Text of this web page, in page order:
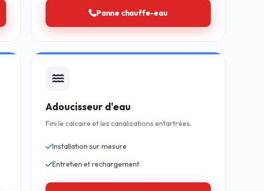
Panne chauffe-eau
Adoucisseur d'eau
Fini le calcaire et les canalisations entartrées.
Installation sur mesure
Entretien et rechargement